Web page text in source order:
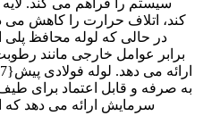
سیستم را فراهم می کند.
کند، اتلاف حرارت را کاهش می
در حالی که لوله محافظ پلی
برابر عوامل خارجی مانند
به صرفه و قابل اعتماد برای
سرمایش ارائه می دهد که